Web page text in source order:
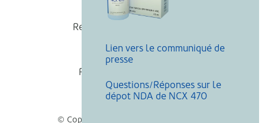
Nicox
Recevoir nos actualités
Mentions légales
Politique de cookies
Recherche
© Copyright Nicox, Tous droits réservés
Lien vers le communiqué de
presse
Questions/Réponses sur le
dépot NDA de NCX 470